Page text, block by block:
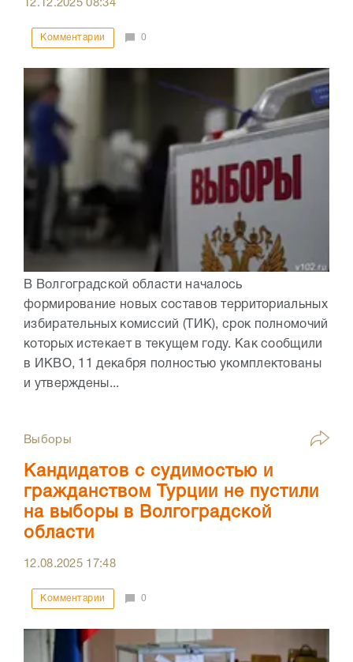
12.12.202508:34
Комментарии 0
В Волгоградской области началось
формирование новых составов территориальных
избирательных комиссий (ТИК), срок полномочий
которых истекает в текущем году. Как сообщили
в ИКВО, 11 декабря полностью укомплектованы
и утверждены...
Выборы
Кандидатов с судимостью и
гражданством Турции не пустили
на выборы в Волгоградской
области
12.08.2025 17:48
Комментарии 0